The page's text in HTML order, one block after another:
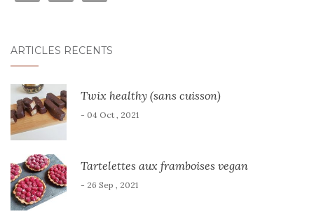
ARTICLES RÉCENTS
Twix healthy (sans cuisson)
- 04 Oct , 2021
Tartelettes aux framboises vegan
- 26 Sep , 2021